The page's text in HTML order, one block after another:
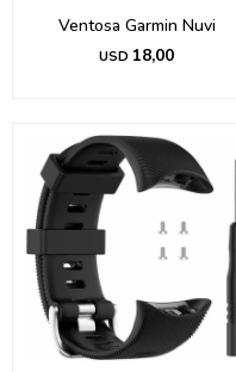
Ventosa Garmin Nuvi
USD 18,00